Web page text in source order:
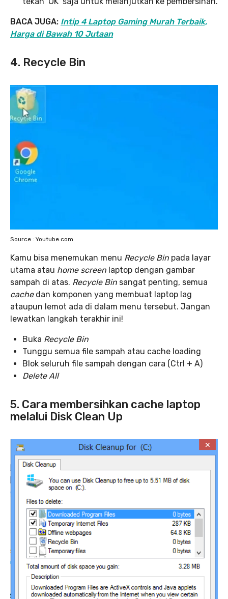
BACA JUGA: Intip 4 Laptop Gaming Murah Terbaik,
Harga di Bawah 10 Jutaan
4. Recycle Bin
Source : Youtube.com
Kamu bisa menemukan menu Recycle Bin pada layar
utama atau home screen laptop dengan gambar
sampah di atas. Recycle Bin sangat penting, semua
cachedan komponen yang membuat laptop lag
ataupun lemot ada di dalam menu tersebut. Jangan
lewatkan langkah terakhir ini!
Buka Recycle Bin
Tunggu semua file sampah atau cache loading
Blok seluruh file sampah dengan cara (Ctrl + A)
Delete All
5. Cara membersihkan cache laptop
melalui Disk Clean Up